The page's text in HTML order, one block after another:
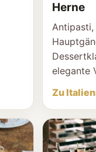
Herne
Antipasti,
elegante
Zu